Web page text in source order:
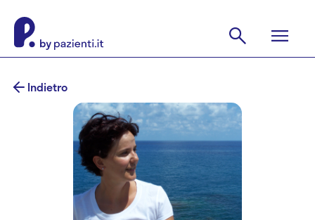
Indietro